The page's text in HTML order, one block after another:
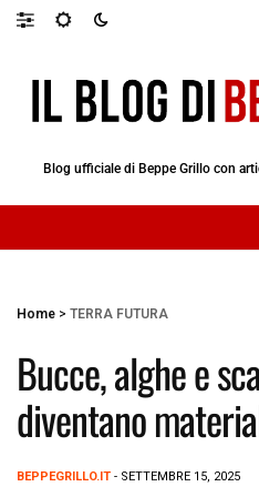
Blog ufficiale di Beppe Grillo con
Home > TERRA FUTURA
Bucce, alghe e
diventano
BEPPEGRILLO.IT - SETTEMBRE 15, 2025